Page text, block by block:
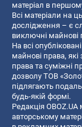
матеріал в
Всі матеріали на
дослідження – є
виключні майнові
На всі
майнові права,
права та суміжні
дозволу ТОВ
підлягають
будь-якій формі.
Редакція
авторському